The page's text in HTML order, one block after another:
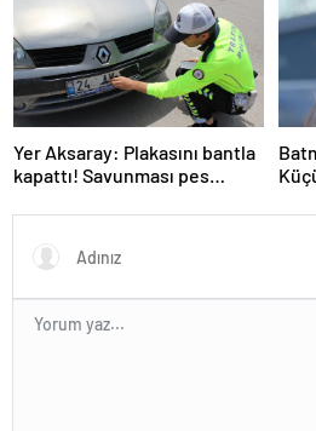
Yer Aksaray: Plakasını bantla
kapattı! Savunması pes